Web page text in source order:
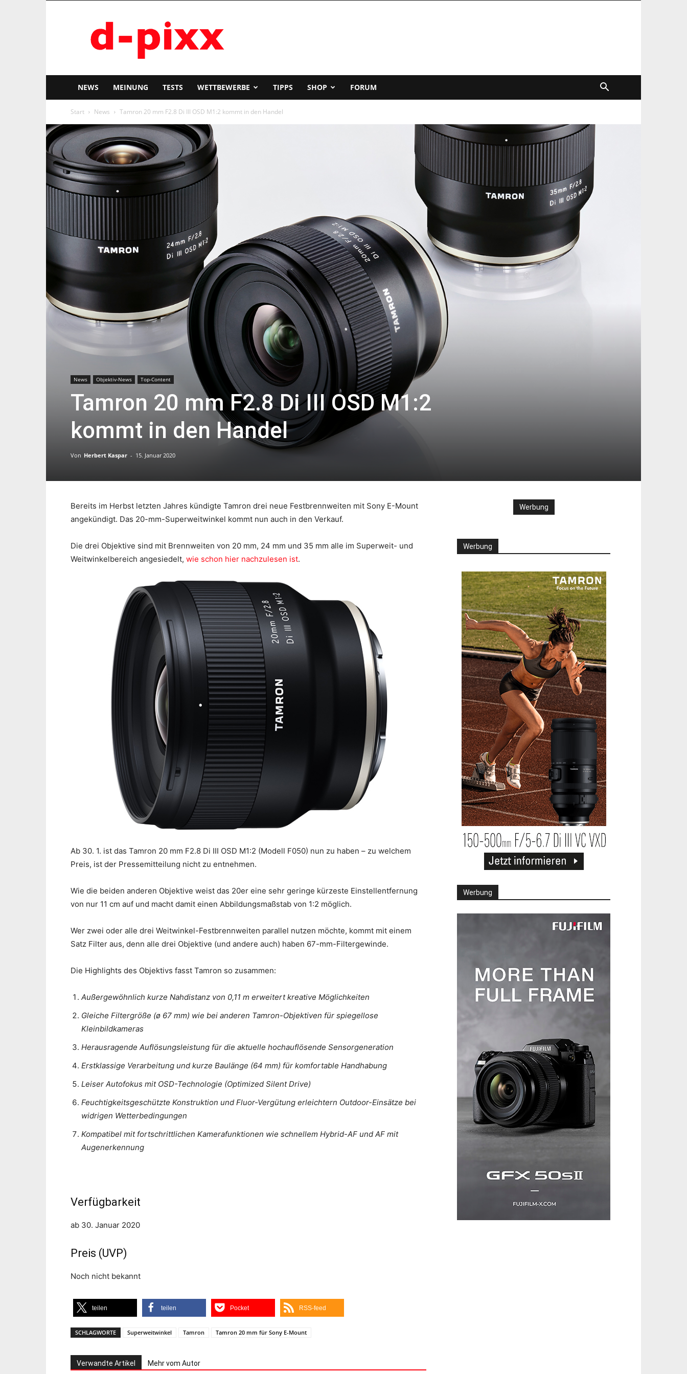
pixx
NEWS MEINUNG TESTS WETTBEWERBE TIPPS SHOP FORUM
Start News Tamron 20 mm F2.8 Di III OSD M1:2 kommt in den Handel
News Objektiv-News Top-Content
Tamron 20 mm F2.8 Di III OSD M1:2
kommt in den Handel
Von Herbert Kaspar - 15. Januar 2020
Bereits im Herbst letzten Jahres kündigte Tamron drei neue Festbrennweiten mit Sony E-Mount
angekündigt. Das 20-mm-Superweitwinkel kommt nun auch in den Verkauf.
Die drei Objektive sind mit Brennweiten von 20 mm, 24 mm und 35 mm alle im Superweit- und
Weitwinkelbereich angesiedelt, wie schon hier nachzulesen ist.
Ab 30. 1. ist das Tamron 20 mm F2.8 Di III OSD M1:2 (Modell F050) nun zu haben – zu welchem
Preis, ist der Pressemitteilung nicht zu entnehmen.
Wie die beiden anderen Objektive weist das 20er eine sehr geringe kürzeste Einstellentfernung
von nur 11 cm auf und macht damit einen Abbildungsmaßstab von 1:2 möglich.
Wer zwei oder alle drei Weitwinkel-Festbrennweiten parallel nutzen möchte, kommt mit einem
Satz Filter aus, denn alle drei Objektive (und andere auch) haben 67-mm-Filtergewinde.
Die Highlights des Objektivs fasst Tamron so zusammen:
Außergewöhnlich kurze Nahdistanz von 0,11 m erweitert kreative Möglichkeiten
Gleiche Filtergröße (ø 67 mm) wie bei anderen Tamron-Objektiven für spiegellose
Kleinbildkameras
Herausragende Auflösungsleistung für die aktuelle hochauflösende Sensorgeneration
Erstklassige Verarbeitung und kurze Baulänge (64 mm) für komfortable Handhabung
Leiser Autofokus mit OSD-Technologie (Optimized Silent Drive)
Feuchtigkeitsgeschützte Konstruktion und Fluor-Vergütung erleichtern Outdoor-Einsätze bei
widrigen Wetterbedingungen
Kompatibel mit fortschrittlichen Kamerafunktionen wie schnellem Hybrid-AF und AF mit
Augenerkennung
Verfügbarkeit
ab 30. Januar 2020
Preis (UVP)
Noch nicht bekannt
teilen teilen Pocket RSS-feed
SCHLAGWORTE Superweitwinkel Tamron Tamron 20 mm für Sony E-Mount
Verwandte Artikel Mehr vom Autor
Werbung
Werbung
Werbung